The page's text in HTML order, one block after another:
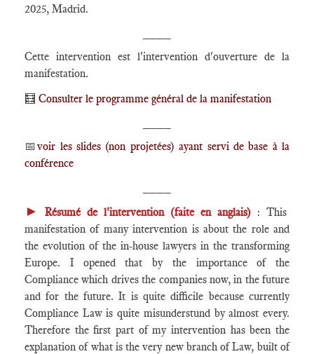
2025, Madrid.
Cette intervention est l'intervention d'ouverture de la
manifestation.
🧮 Consulter le programme général de la manifestation
📅voir les slides (non projetées) ayant servi de base à la
conférence
► Résumé de l'intervention (faite en anglais) : This
manifestation of many intervention is about the role and
the evolution of the in-house lawyers in the transforming
Europe. I opened that by the importance of the
Compliance which drives the companies now, in the future
and for the future. It is quite difficile because currently
Compliance Law is quite misunderstund by almost every.
Therefore the first part of my intervention has been the
explanation of what is the very new branch of Law, built of